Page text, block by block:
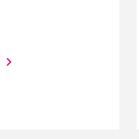
Wi-Fiを自宅に設置する方